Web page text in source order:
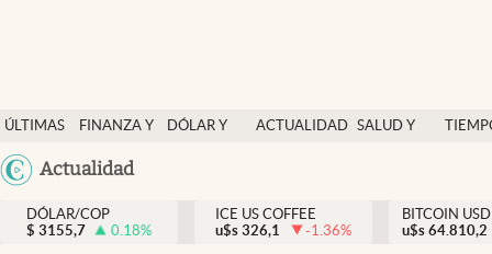
ÚLTIMAS
NOTICIAS
FINANZA Y
DÓLAR Y
ACTUALIDAD SALUD Y
México
Actualidad
Salud y nutrición
Vida espiritual
Actualidad
DÓLAR/COP
$ 3155,7 0.18%
ICE US COFFEE
u$s 326,1 -1.36%
BITCOIN USD
u$s 64.810,2